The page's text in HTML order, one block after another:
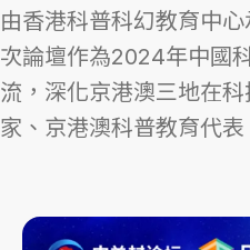
由香港科普科幻教育中
次論壇作為2024年中國
流，深化京港澳三地在
家、京港澳科普教育代